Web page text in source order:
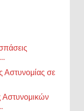
Αστυνομίας σε